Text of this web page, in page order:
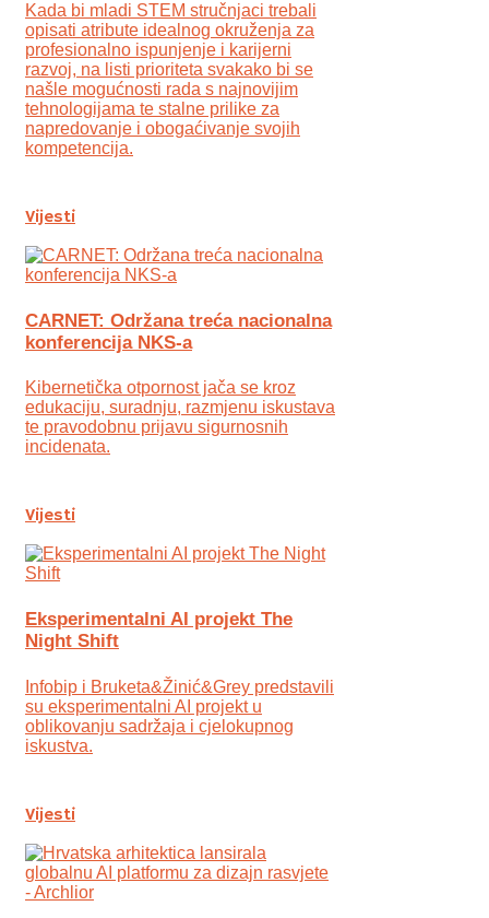
Kada bi mladi STEM stručnjaci trebali
opisati atribute idealnog okruženja za
profesionalno ispunjenje i karijerni
razvoj, na listi prioriteta svakako bi se
našle mogućnosti rada s najnovijim
tehnologijama te stalne prilike za
napredovanje i obogaćivanje svojih
kompetencija.
Vijesti
CARNET: Održana treća nacionalna
konferencija NKS-a
Kibernetička otpornost jača se kroz
edukaciju, suradnju, razmjenu iskustava
te pravodobnu prijavu sigurnosnih
incidenata.
Vijesti
Eksperimentalni AI projekt The
Night Shift
Infobip i Bruketa&Žinić&Grey predstavili
su eksperimentalni AI projekt u
oblikovanju sadržaja i cjelokupnog
iskustva.
Vijesti